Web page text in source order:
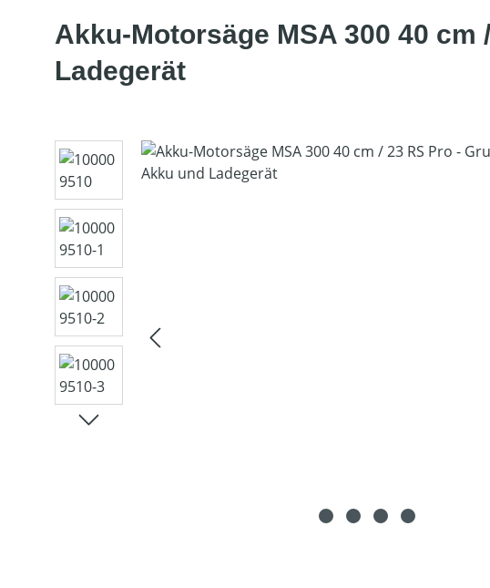
Akku-Motorsäge MSA 300 40 cm
Ladegerät
Bildergalerie überspringen